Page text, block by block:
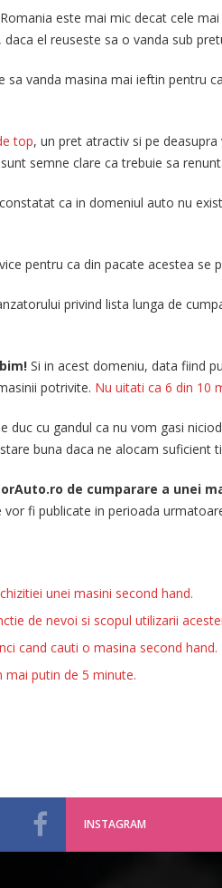
este mai mic decat cele
el reuseste sa o vanda sub
sa vanda masina mai ieftin
top, un pret atractiv si pe
semne clare ca trebuie sa
ca in domeniul auto nu
pentru ca din pacate acestea se
privind lista lunga de
Si in acest domeniu, data fiind
potrivite. Nu uitati ca 6 din 10
duc cu gandul ca nu vom gasi
buna daca ne alocam
de cumparare a unei
fi publicate in perioada
unei masini second hand.
de nevoi si scopul utilizarii
cand cauti o masina second hand.
mai putin de 5 minute.
INSTAGRAM